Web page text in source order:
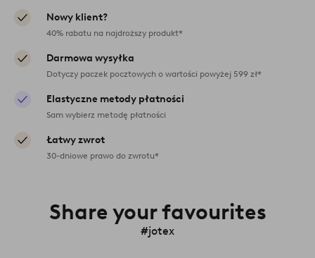
Nowy klient?
40% rabatu na najdroższy produkt*
Darmowa wysyłka
Dotyczy paczek pocztowych o wartości powyżej 599 zł*
Elastyczne metody płatności
Sam wybierz metodę płatności
Łatwy zwrot
30-dniowe prawo do zwrotu*
Share your favourites
#jotex